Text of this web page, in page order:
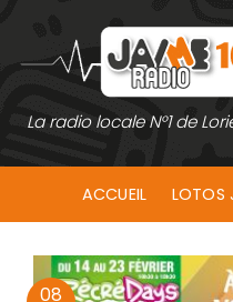
contenu
La radio locale N°1 de
ACCUEIL LOTOS
08